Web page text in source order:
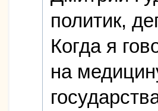
политик,
Когда я
на